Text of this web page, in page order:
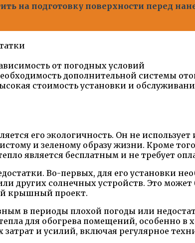
на подготовку поверхности перед
от погодных условий
дополнительной системы
стоимость установки и
его экологичность. Он не
и зеленому образу жизни. Кроме
является бесплатным и не требует
Во-первых, для его установки
других солнечных устройств. Это
крышный проект.
в периоды плохой погоды или
для обогрева помещений, особенно
и усилий, включая регулярное